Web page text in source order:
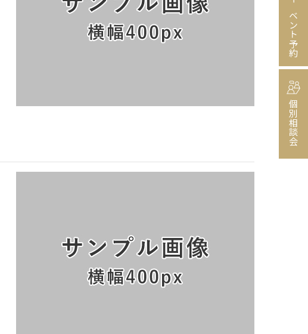
イベント予約
個別相談会